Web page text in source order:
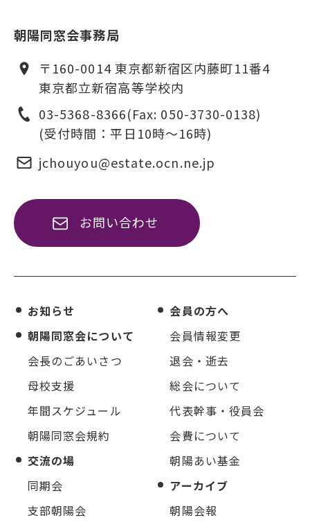
朝陽同窓会事務局
〒160-0014 東京都新宿区内藤町11番4
東京都立新宿高等学校内
03-5368-8366(Fax: 050-3730-0138)
(受付時間：平日10時〜16時)
jchouyou@estate.ocn.ne.jp
お問い合わせ
お知らせ
朝陽同窓会について
会長のごあいさつ
母校支援
年間スケジュール
朝陽同窓会規約
交流の場
同期会
支部朝陽会
会員の方へ
会員情報変更
退会・逝去
総会について
代表幹事・役員会
会費について
朝陽あい基金
アーカイブ
朝陽会報